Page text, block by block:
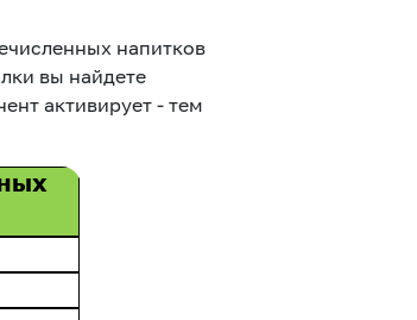
напитков
вы найдете
активирует - тем